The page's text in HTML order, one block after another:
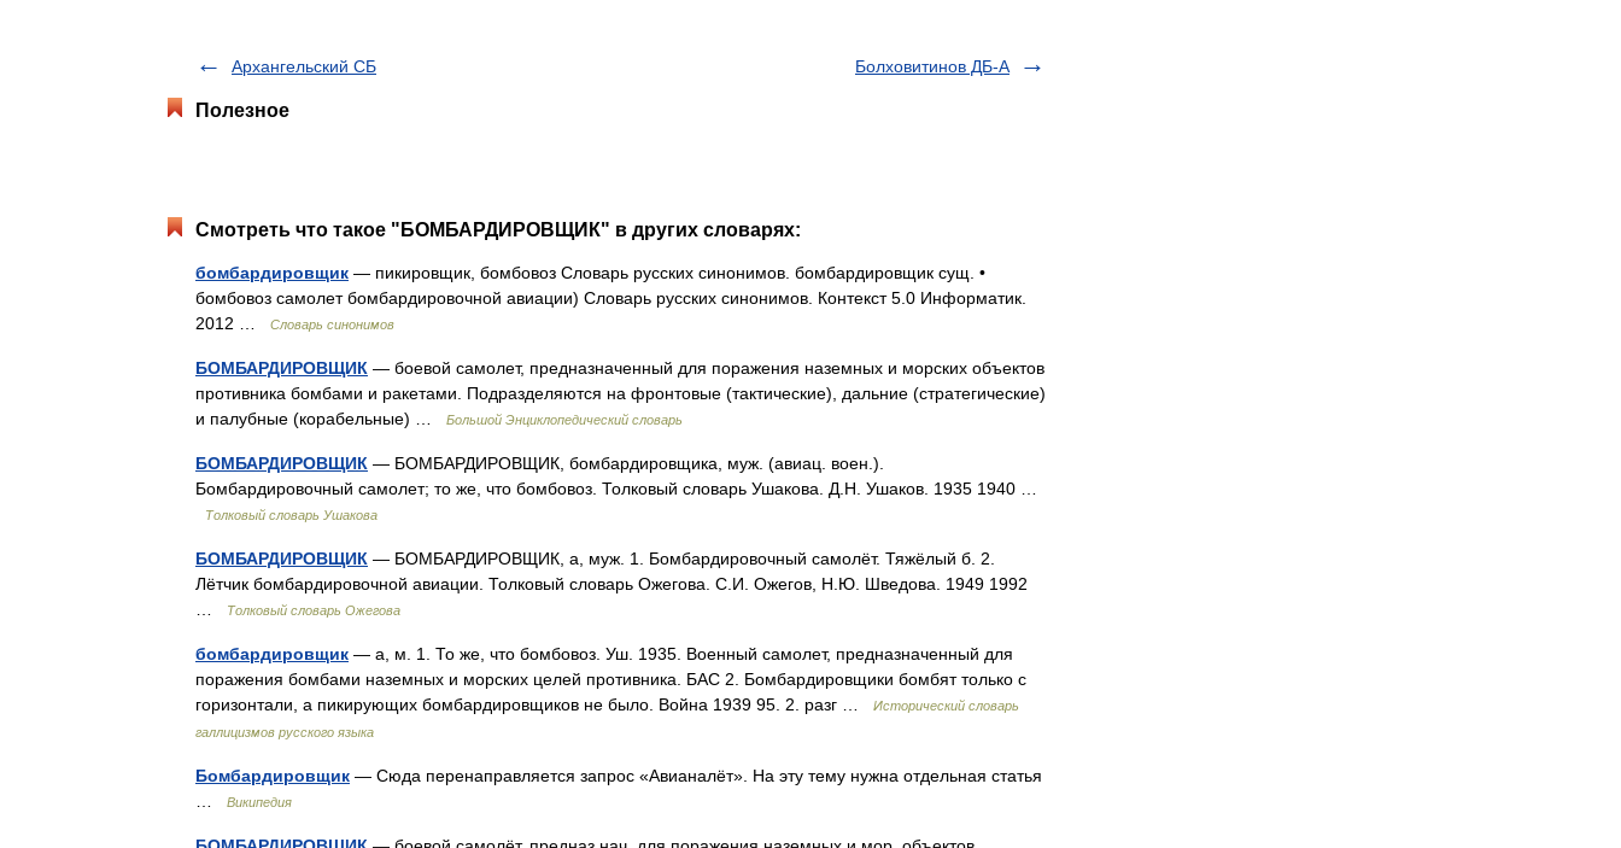
Архангельский СБ Болховитинов ДБ-А
Полезное
Смотреть что такое "БОМБАРДИРОВЩИК" в других словарях:
бомбардировщик — пикировщик, бомбовоз Словарь русских синонимов. бомбардировщик сущ. •
бомбовоз самолет бомбардировочной авиации) Словарь русских синонимов. Контекст 5.0 Информатик.
2012 …
Словарь синонимов
БОМБАРДИРОВЩИК — боевой самолет, предназначенный для поражения наземных и морских объектов
противника бомбами и ракетами. Подразделяются на фронтовые (тактические), дальние (стратегические)
и палубные (корабельные) …
Большой Энциклопедический словарь
БОМБАРДИРОВЩИК — БОМБАРДИРОВЩИК, бомбардировщика, муж. (авиац. воен.).
Бомбардировочный самолет; то же, что бомбовоз. Толковый словарь Ушакова. Д.Н. Ушаков. 1935 1940 …
Толковый словарь Ушакова
БОМБАРДИРОВЩИК — БОМБАРДИРОВЩИК, а, муж. 1. Бомбардировочный самолёт. Тяжёлый б. 2.
Лётчик бомбардировочной авиации. Толковый словарь Ожегова. С.И. Ожегов, Н.Ю. Шведова. 1949 1992
Толковый словарь Ожегова
бомбардировщик — а, м. 1. То же, что бомбовоз. Уш. 1935. Военный самолет, предназначенный для
поражения бомбами наземных и морских целей противника. БАС 2. Бомбардировщики бомбят только с
горизонтали, а пикирующих бомбардировщиков не было. Война 1939 95. 2. разг …
Исторический словарь
галлицизмов русского языка
Бомбардировщик — Сюда перенаправляется запрос «Авианалёт». На эту тему нужна отдельная статья
Википедия